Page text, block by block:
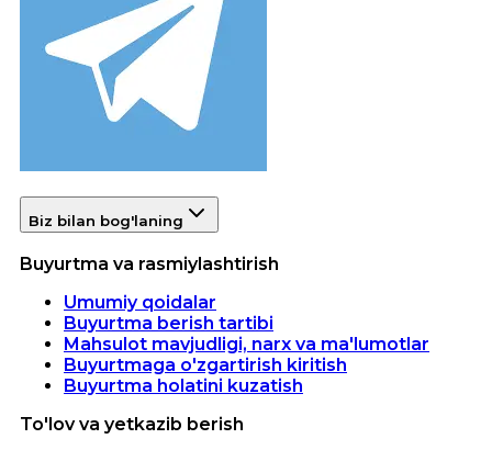
Biz bilan bog'laning
Buyurtma va rasmiylashtirish
Umumiy qoidalar
Buyurtma berish tartibi
Mahsulot mavjudligi, narx va ma'lumotlar
Buyurtmaga o'zgartirish kiritish
Buyurtma holatini kuzatish
To'lov va yetkazib berish